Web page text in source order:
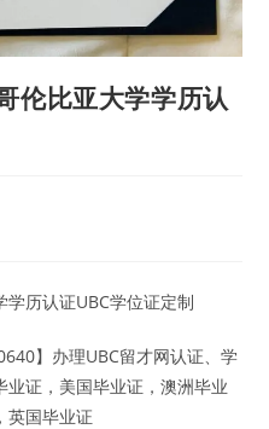
伦比亚大学学历认
历认证UBC学位证定制
】办理UBC留才网认证、学
业证，美国毕业证，澳洲毕业
英国毕业证